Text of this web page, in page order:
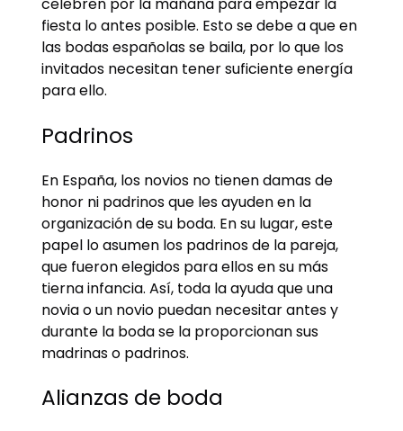
celebren por la mañana para empezar la
fiesta lo antes posible. Esto se debe a que en
las bodas españolas se baila, por lo que los
invitados necesitan tener suficiente energía
para ello.
Padrinos
En España, los novios no tienen damas de
honor ni padrinos que les ayuden en la
organización de su boda. En su lugar, este
papel lo asumen los padrinos de la pareja,
que fueron elegidos para ellos en su más
tierna infancia. Así, toda la ayuda que una
novia o un novio puedan necesitar antes y
durante la boda se la proporcionan sus
madrinas o padrinos.
Alianzas de boda